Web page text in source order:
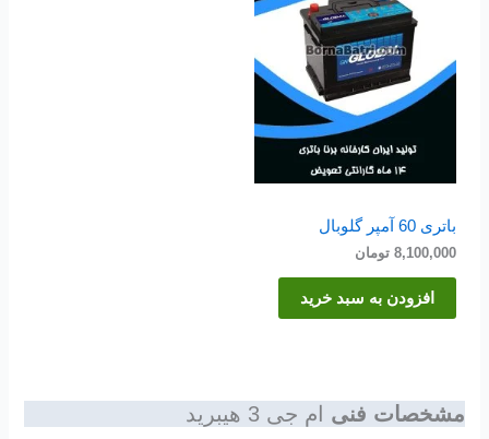
باتری 60 آمپر گلوبال
8,100,000 تومان
افزودن به سبد خرید
مشخصات فنی ام جی 3 هیبرید